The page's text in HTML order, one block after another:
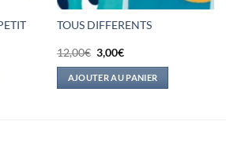
TOUS DIFFERENTS
12,00€ Le
prix
initial
était :
12,00€.
3,00€Le
actuel
est :
3,00€.
AJOUTER AU PANIER